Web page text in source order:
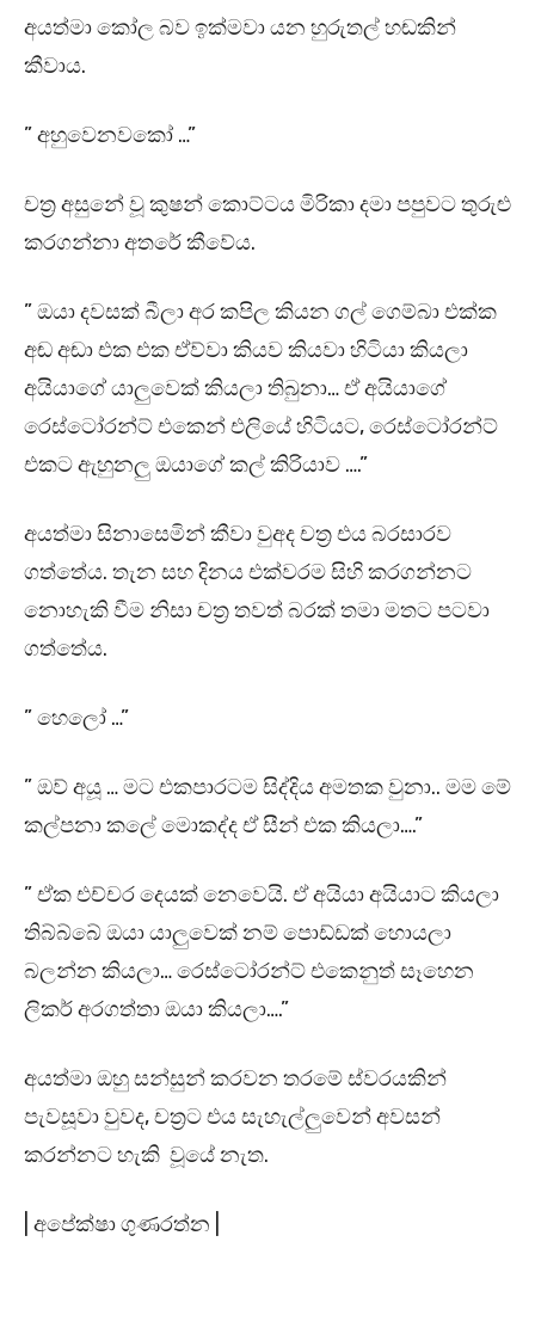
අයත්මා කෝල බව ඉක්මවා යන හුරුතල් හඬකින්
කීවාය.
” අහුවෙනවකෝ …”
චත්‍ර අසුනේ වූ කුෂන් කොට්ටය මිරිකා දමා පපුවට තුරුළු
කරගන්නා අතරේ කීවේය.
” ඔයා දවසක් බීලා අර කපිල කියන ගල් ගෙම්බා එක්ක
අඬ අඬා එක එක ඒව්වා කියව කියවා හිටියා කියලා
අයියාගේ යාලුවෙක් කියලා තිබුනා… ඒ අයියාගේ
රෙස්ටෝරන්ට් එකෙන් එලියේ හිටියට, රෙස්ටෝරන්ට්
එකට ඇහුනලු ඔයාගේ කල් කිරියාව ….”
අයත්මා සිනාසෙමින් කීවා වුඅද චත්‍ර එය බරසාරව
ගත්තේය. තැන සහ දිනය එක්වරම සිහි කරගන්නට
නොහැකි වීම නිසා චත්‍ර තවත් බරක් තමා මතට පටවා
ගත්තේය.
” හෙලෝ …”
” ඔව් අයූ … මට එකපාරටම සිද්දිය අමතක වුනා.. මම මේ
කල්පනා කලේ මොකද්ද ඒ සීන් එක කියලා….”
” ඒක එච්චර දෙයක් නෙවෙයි. ඒ අයියා අයියාට කියලා
තිබ්බ්බේ ඔයා යාලුවෙක් නම් පොඩ්ඩක් හොයලා
බලන්න කියලා… රෙස්ටෝරන්ට් එකෙනුත් සෑහෙන
ලිකර් අරගත්තා ඔයා කියලා….”
අයත්මා ඔහු සන්සුන් කරවන තරමේ ස්වරයකින්
පැවසූවා වුවද, චත්‍රට එය සැහැල්ලුවෙන් අවසන්
කරන්නට හැකි වූයේ නැත.
| අපේක්ෂා ගුණරත්න |